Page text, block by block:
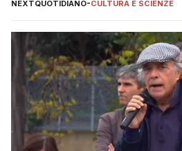
NEXTQUOTIDIANO-CULTURA E SCIENZE